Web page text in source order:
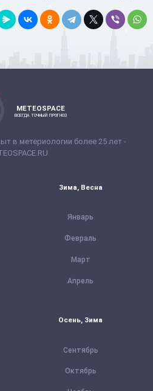
METEOSPACE
ВСЕГДА ТОЧНЫЙ ПРОГНОЗ
в метериологии более 25 лет -
Зима, Весна
Январь
Февраль
Март
Апрель
Осень, Зима
Сентябрь
Октябрь